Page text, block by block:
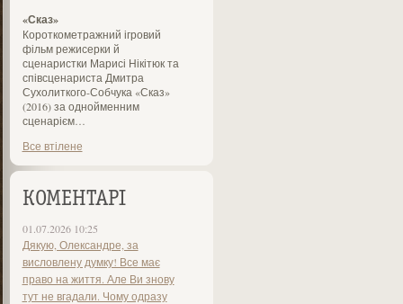
«Сказ»
Короткометражний ігровий
фільм режисерки й
сценаристки Марисі Нікітюк та
співсценариста Дмитра
Сухолиткого-Собчука «Сказ»
(2016) за однойменним
сценарієм…
Все втілене
КОМЕНТАРІ
01.07.2026 10:25
Дякую, Олександре, за
висловлену думку! Все має
право на життя. Але Ви знову
тут не вгадали. Чому одразу